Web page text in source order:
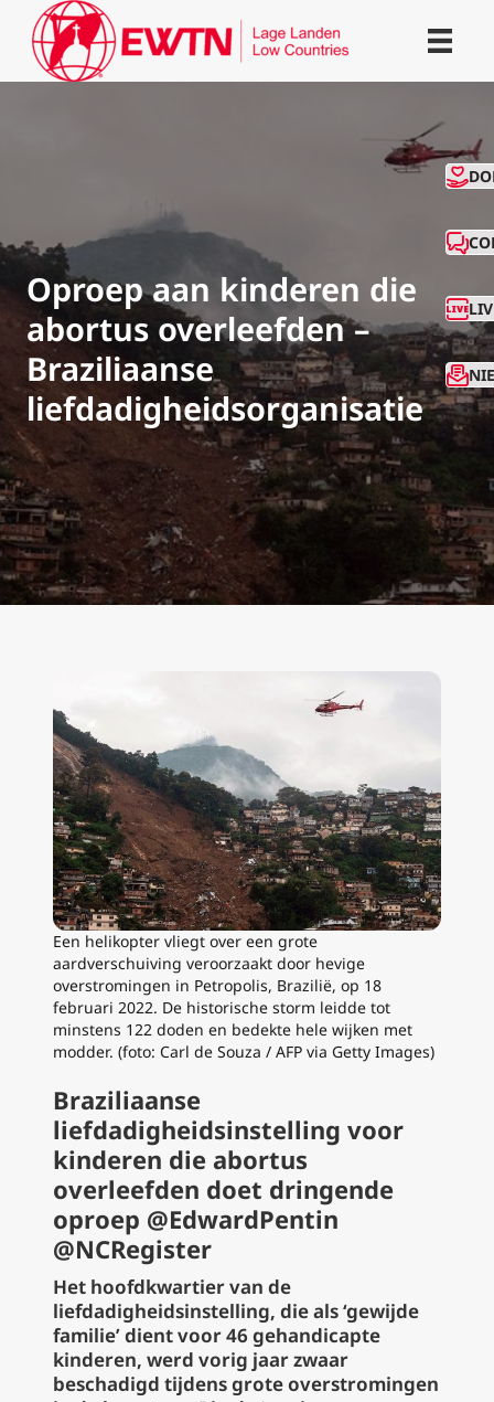
Oproep aan kinderen die
abortus overleefden –
Braziliaanse
liefdadigheidsorganisatie
Een helikopter vliegt over een grote
aardverschuiving veroorzaakt door hevige
overstromingen in Petropolis, Brazilië, op 18
februari 2022. De historische storm leidde tot
minstens 122 doden en bedekte hele wijken met
modder. (foto: Carl de Souza / AFP via Getty Images)
Braziliaanse
liefdadigheidsinstelling voor
kinderen die abortus
overleefden doet dringende
oproep @EdwardPentin
@NCRegister
Het hoofdkwartier van de
liefdadigheidsinstelling, die als ‘gewijde
familie’ dient voor 46 gehandicapte
kinderen, werd vorig jaar zwaar
beschadigd tijdens grote overstromingen